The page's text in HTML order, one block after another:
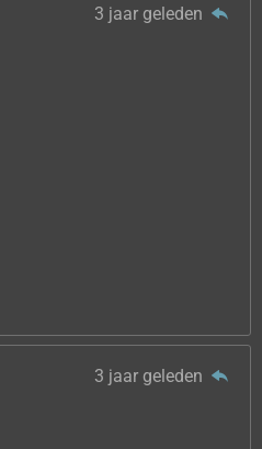
3 jaar geleden
3 jaar geleden